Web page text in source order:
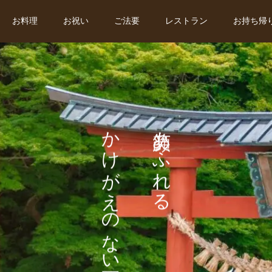
お料理 お祝い ご法要 レストラン お持ち帰
笑顔あふれる
かけがえのない一日